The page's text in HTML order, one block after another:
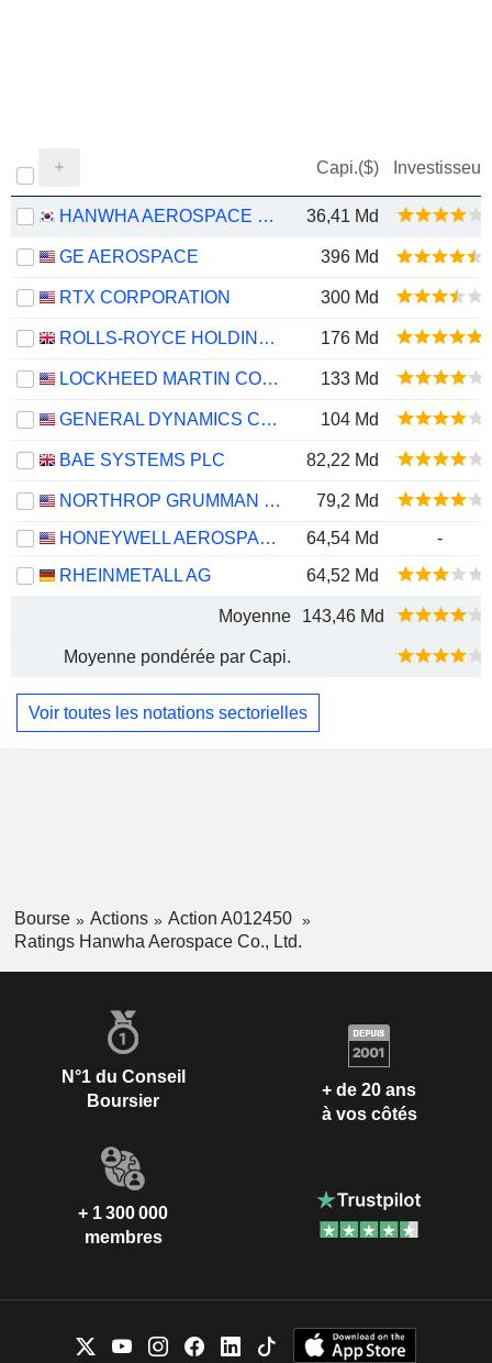
Capi.($) Investisseur
HANWHA AEROSPACE CO., LTD. 36,41 Md
GE AEROSPACE 396 Md
RTX CORPORATION 300 Md
ROLLS-ROYCE HOLDINGS PLC 176 Md
LOCKHEED MARTIN CORPORATION 133 Md
GENERAL DYNAMICS CORPORATION 104 Md
BAE SYSTEMS PLC 82,22 Md
NORTHROP GRUMMAN CORPORATION
79,2 Md
HONEYWELL AEROSPACE INC.
64,54 Md
-
RHEINMETALL AG
64,52 Md
Moyenne 143,46 Md
Moyenne pondérée par Capi.
Voir toutes les notations sectorielles
Bourse Actions
Action A012450
Ratings Hanwha Aerospace Co., Ltd.
N°1 du Conseil
Boursier
+ de 20 ans
à vos côtés
+ 1 300 000
membres